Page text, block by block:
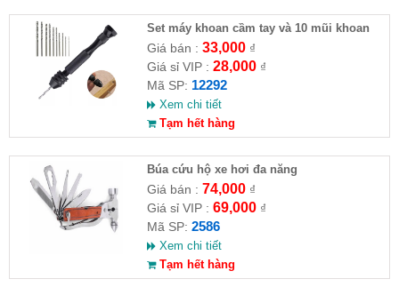
Set máy khoan cầm tay và 10 mũi khoan
Giá bán : 33,000₫
Giá sỉ VIP : 28,000₫
Mã SP: 12292
Xem chi tiết
Tạm hết hàng
Búa cứu hộ xe hơi đa năng
Giá bán : 74,000₫
Giá sỉ VIP : 69,000₫
Mã SP: 2586
Xem chi tiết
Tạm hết hàng